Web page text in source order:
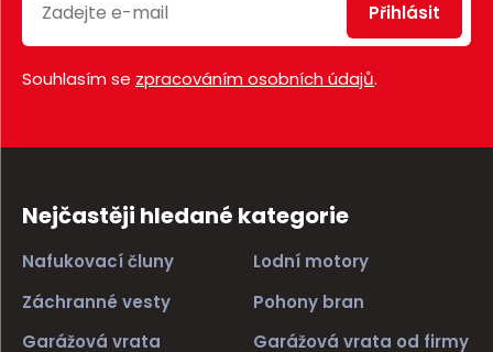
Přihlásit
Souhlasím se zpracováním osobních údajů.
Nejčastěji hledané kategorie
Nafukovací čluny
Lodní motory
Záchranné vesty
Pohony bran
Garážová vrata
Garážová vrata od firmy